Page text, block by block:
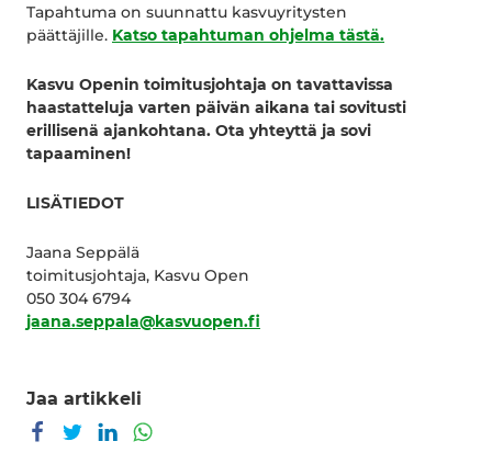
Tapahtuma on suunnattu kasvuyritysten
päättäjille. Katso tapahtuman ohjelma tästä.
Kasvu Openin toimitusjohtaja on tavattavissa
haastatteluja varten päivän aikana tai sovitusti
erillisenä ajankohtana. Ota yhteyttä ja sovi
tapaaminen!
LISÄTIEDOT
Jaana Seppälä
toimitusjohtaja, Kasvu Open
050 304 6794
jaana.seppala@kasvuopen.fi
Jaa artikkeli
Jaa Facebookissa
Jaa TwitterissäJaa LinkedInissä